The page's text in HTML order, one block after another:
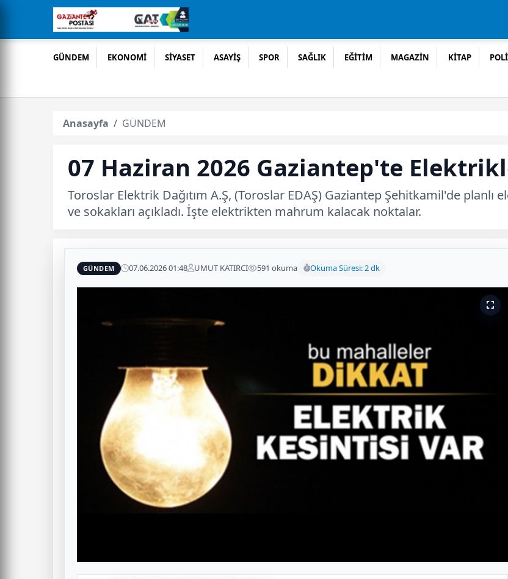
GÜNDEM EKONOMİ SİYASET ASAYİŞ SPOR SAĞLIK EĞİTİM MAGAZİN KİTAP
Anasayfa GÜNDEM
07 Haziran 2026 Gaziantep'te
Toroslar Elektrik Dağıtım A.Ş, (Toroslar EDAŞ) Gaziantep Şehitkamil'de
ve sokakları açıkladı. İşte elektrikten mahrum kalacak noktalar.
GÜNDEM 07.06.2026 01:48 UMUT KATIRCI 591 okuma Okuma Süresi: 2 dk